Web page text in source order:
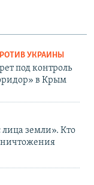
УКРАИНЫ
под контроль
в Крым
лица земли». Кто